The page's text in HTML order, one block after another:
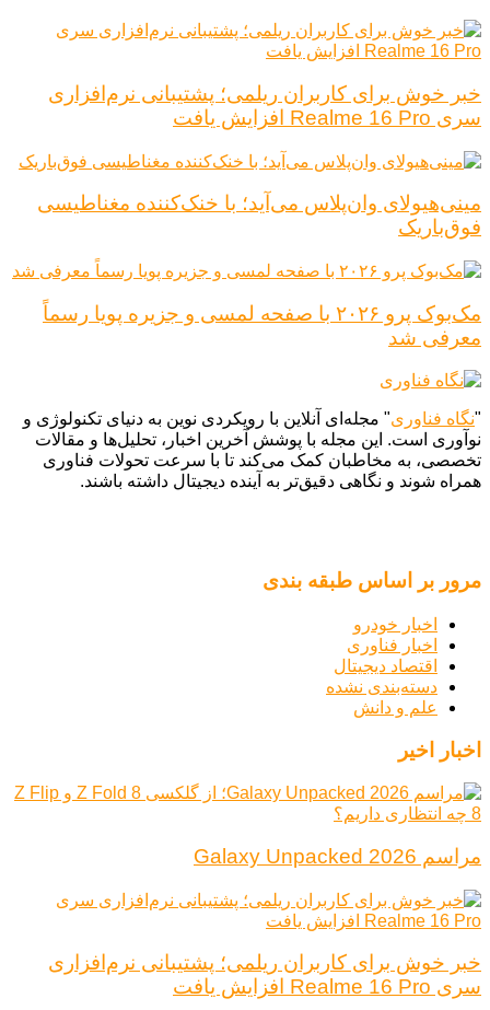
خبر خوش برای کاربران ریلمی؛ پشتیبانی نرم‌افزاری
سری Realme 16 Pro افزایش یافت
مینی‌هیولای وان‌پلاس می‌آید؛ با خنک‌کننده مغناطیسی
فوق‌باریک
مک‌بوک پرو ۲۰۲۶ با صفحه لمسی و جزیره پویا رسماً
معرفی شد
"نگاه فناوری" مجله‌ای آنلاین با رویکردی نوین به دنیای تکنولوژی و
نوآوری است. این مجله با پوشش آخرین اخبار، تحلیل‌ها و مقالات
تخصصی، به مخاطبان کمک می‌کند تا با سرعت تحولات فناوری
همراه شوند و نگاهی دقیق‌تر به آینده دیجیتال داشته باشند.
مرور بر اساس طبقه بندی
اخبار خودرو
اخبار فناوری
اقتصاد دیجیتال
دسته‌بندی نشده
علم و دانش
اخبار اخیر
مراسم Galaxy Unpacked 2026
خبر خوش برای کاربران ریلمی؛ پشتیبانی نرم‌افزاری
سری Realme 16 Pro افزایش یافت